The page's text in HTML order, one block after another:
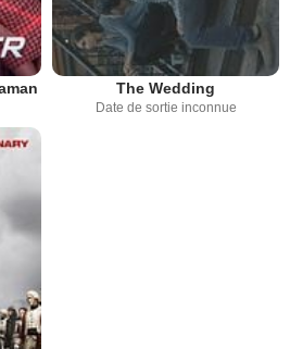
The Wedding
Date de sortie inconnue